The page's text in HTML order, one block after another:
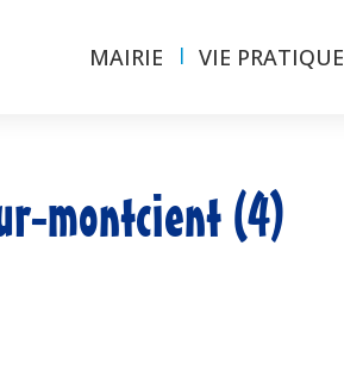
MAIRIE VIE PRATIQUE
montcient (4)